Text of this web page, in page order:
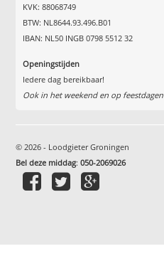
KVK: 88068749
BTW: NL8644.93.496.B01
IBAN: NL50 INGB 0798 5512 32
Openingstijden
Iedere dag bereikbaar!
Ook in het weekend en op feestdagen
© 2026 - Loodgieter Groningen
Bel deze middag:050-2069026